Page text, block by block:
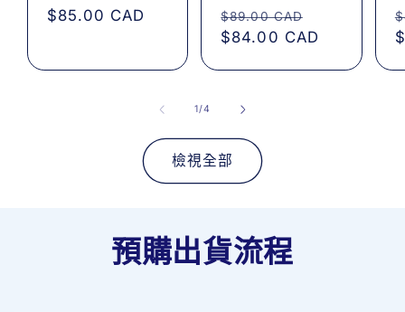
定
$85.00 CAD
定
價
$89.00 CAD
價
$84.00 CAD
1//4
檢視全部
預購出貨流程